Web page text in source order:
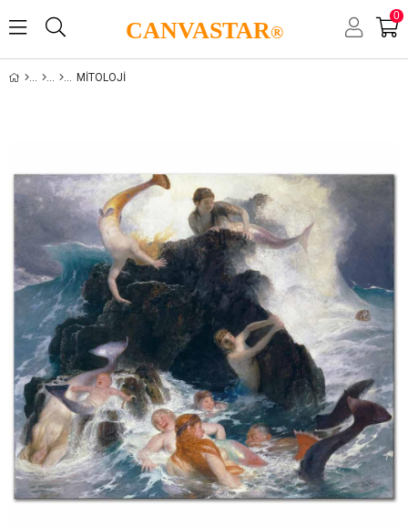
CANVASTAR®
0
MITOLOJI